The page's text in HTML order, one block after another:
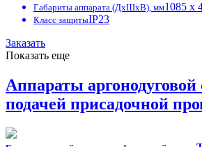
Габариты аппарата (ДxШxВ), мм1085 x
Класс защитыIP23
Заказать
Показать еще
Аппараты
подачей присадочной